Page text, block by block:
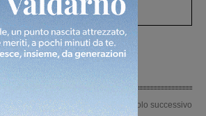
Articolo successivo